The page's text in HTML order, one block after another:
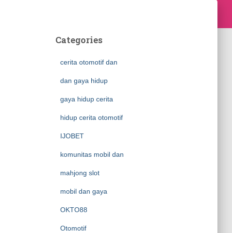
Categories
cerita otomotif dan
dan gaya hidup
gaya hidup cerita
hidup cerita otomotif
IJOBET
komunitas mobil dan
mahjong slot
mobil dan gaya
OKTO88
Otomotif